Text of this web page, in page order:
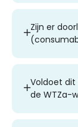
Zijn er
Voldoet dit
de WTZa-